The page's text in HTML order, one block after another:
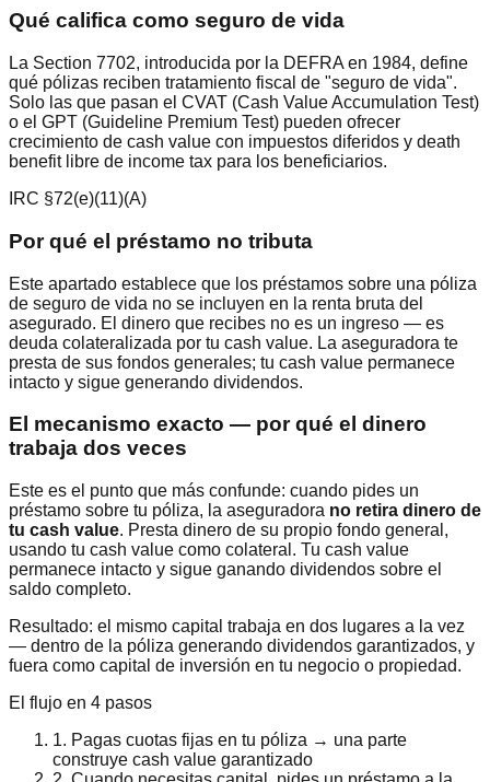
Qué califica como seguro de vida
La Section 7702, introducida por la DEFRA en 1984, define
qué pólizas reciben tratamiento fiscal de "seguro de vida".
Solo las que pasan el CVAT (Cash Value Accumulation Test)
o el GPT (Guideline Premium Test) pueden ofrecer
crecimiento de cash value con impuestos diferidos y death
benefit libre de income tax para los beneficiarios.
IRC §72(e)(11)(A)
Por qué el préstamo no tributa
Este apartado establece que los préstamos sobre una póliza
de seguro de vida no se incluyen en la renta bruta del
asegurado. El dinero que recibes no es un ingreso — es
deuda colateralizada por tu cash value. La aseguradora te
presta de sus fondos generales; tu cash value permanece
intacto y sigue generando dividendos.
El mecanismo exacto — por qué el dinero
trabaja dos veces
Este es el punto que más confunde: cuando pides un
préstamo sobre tu póliza, la aseguradora no retira dinero de
tu cash value. Presta dinero de su propio fondo general,
usando tu cash value como colateral. Tu cash value
permanece intacto y sigue ganando dividendos sobre el
saldo completo.
Resultado: el mismo capital trabaja en dos lugares a la vez
— dentro de la póliza generando dividendos garantizados, y
fuera como capital de inversión en tu negocio o propiedad.
El flujo en 4 pasos
1. Pagas cuotas fijas en tu póliza → una parte
construye cash value garantizado